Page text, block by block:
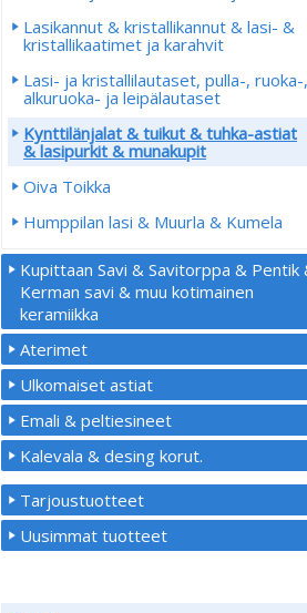
Lasikannut & kristallikannut & lasi- &
kristallikaatimet ja karahvit
Lasi- ja kristallilautaset, pulla-, ruoka-,
alkuruoka- ja leipälautaset
Kynttilänjalat & tuikut & tuhka-astiat
& lasipurkit & munakupit
Oiva Toikka
Humppilan lasi & Muurla & Kumela
Kupittaan Savi & Savitorppa & Pentik
Kerman savi & muu kotimainen
keramiikka
Aterimet
Ulkomaiset astiat
Emali & peltiesineet
Kalevala & desing korut.
Tarjoustuotteet
Uusimmat tuotteet